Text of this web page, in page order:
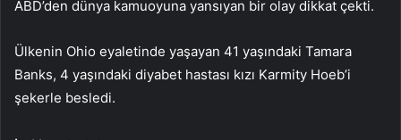
ABD’den dünya kamuoyuna yansıyan bir olay dikkat çekti.
Ülkenin Ohio eyaletinde yaşayan 41 yaşındaki Tamara
Banks, 4 yaşındaki diyabet hastası kızı Karmity Hoeb’i
şekerle besledi.